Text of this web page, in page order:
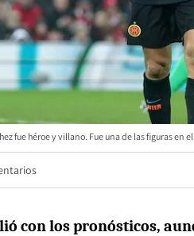
fue héroe y villano. Fue una de las figuras
con los pronósticos,